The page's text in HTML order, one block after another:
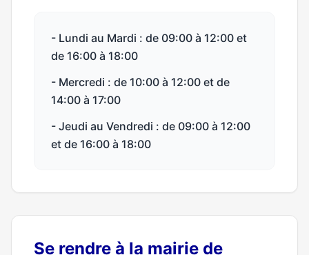
- Lundi au Mardi : de 09:00 à 12:00 et
de 16:00 à 18:00
- Mercredi : de 10:00 à 12:00 et de
14:00 à 17:00
- Jeudi au Vendredi : de 09:00 à 12:00
et de 16:00 à 18:00
Se rendre à la mairie de